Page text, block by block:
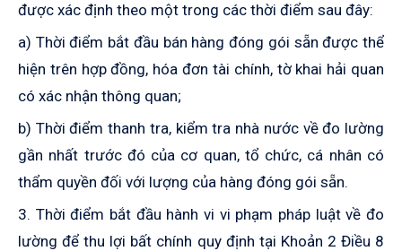
được xác định theo một trong các thời điểm sau đây:
a) Thời điểm bắt đầu bán hàng đóng gói sẵn được thể
hiện trên hợp đồng, hóa đơn tài chính, tờ khai hải quan
có xác nhận thông quan;
b) Thời điểm thanh tra, kiểm tra nhà nước về đo lường
gần nhất trước đó của cơ quan, tổ chức, cá nhân có
thẩm quyền đối với lượng của hàng đóng gói sẵn.
3. Thời điểm bắt đầu hành vi vi phạm pháp luật về đo
lường để thu lợi bất chính quy định tại Khoản 2 Điều 8